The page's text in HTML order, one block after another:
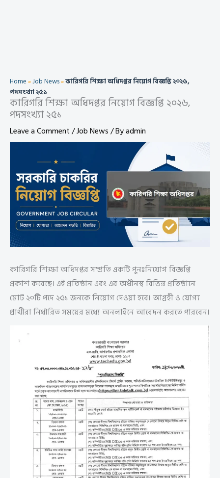
Home»Job News»কারিগরি শিক্ষা অধিদপ্তর নিয়োগ বিজ্ঞপ্তি ২০২৬,
পদসংখ্যা ২৫১
কারিগরি শিক্ষা অধিদপ্তর নিয়োগ বিজ্ঞপ্তি ২০২৬,
পদসংখ্যা ২৫১
Leave a Comment/Job News/ Byadmin
কারিগরি শিক্ষা অধিদপ্তর সম্প্রতি একটি পুনঃনিয়োগ বিজ্ঞপ্তি
প্রকাশ করেছে। এই প্রতিষ্ঠান এবং এর অধীনস্থ বিভিন্ন প্রতিষ্ঠানে
মোট ২০টি পদে ২৫১ জনকে নিয়োগ দেওয়া হবে। আগ্রহী ও যোগ্য
প্রার্থীরা নির্ধারিত সময়ের মধ্যে অনলাইনে আবেদন করতে পারবেন।